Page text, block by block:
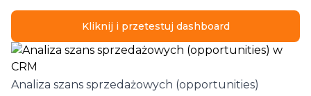
Kliknij i przetestuj dashboard
Analiza szans sprzedażowych (opportunities)